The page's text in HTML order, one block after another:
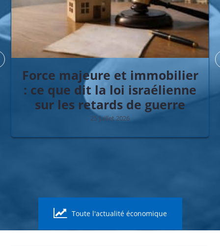
Force majeure et immobilier
: ce que dit la loi israélienne
sur les retards de guerre
25 juillet 2026
Toute l'actualité économique